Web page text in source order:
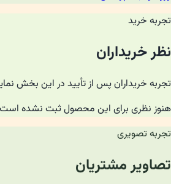
تجربه خرید
نظر خریداران
تجربه خریداران پس از تأیید در این بخش
هنوز نظری برای این محصول ثبت نشده
تجربه تصویری
تصاویر مشتریان